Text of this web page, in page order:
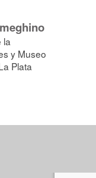
la
y Museo
Plata